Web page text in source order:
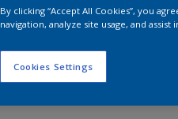
By clicking “Accept All Cookies”, you
navigation, analyze site usage, and
Cookies Settings